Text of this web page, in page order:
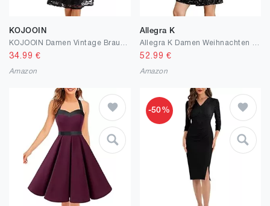
KOJOOIN
34.99 €
Amazon
Allegra K
52.99 €
Amazon
-50%